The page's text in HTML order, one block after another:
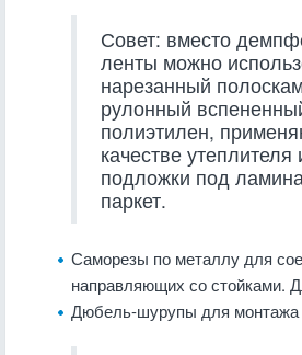
Совет: вместо
ленты можно
нарезанный
рулонный
полиэтилен,
качестве утеплителя
подложки под
паркет.
Саморезы по металлу для
направляющих со стойками.
Дюбель-шурупы для